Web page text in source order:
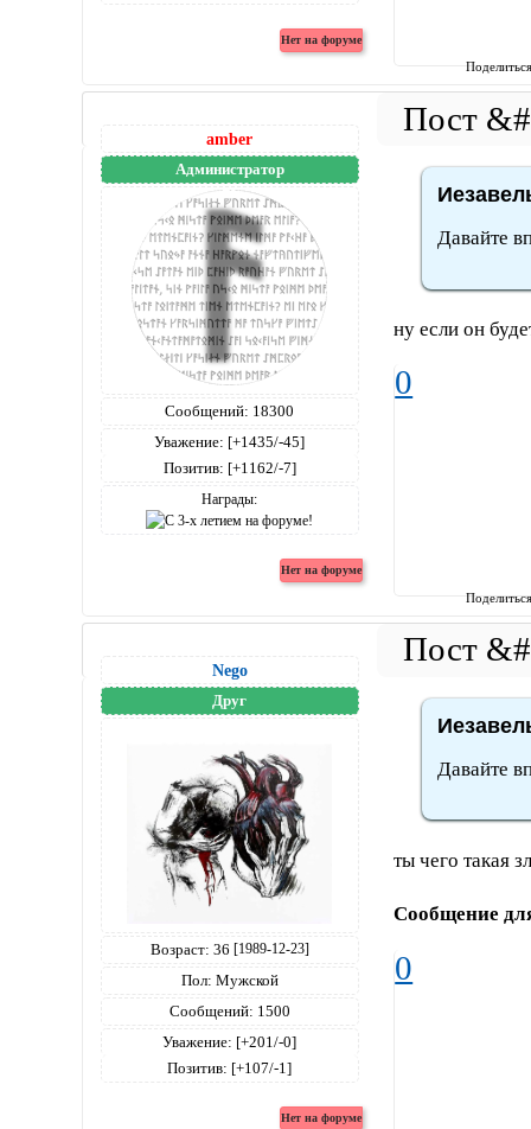
amber
Администратор
Сообщений: 18300
Уважение: [+1435/-45]
Позитив: [+1162/-7]
Награды:
Давайте
ну если он
0
Nego
Друг
Возраст: 36 [1989-12-23]
Пол: Мужской
Сообщений: 1500
Уважение: [+201/-0]
Позитив: [+107/-1]
Давайте
ты чего такая
Сообщение
0